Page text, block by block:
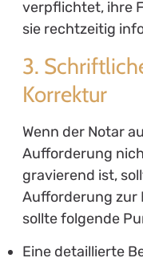
verpflichtet, ihre
sie rechtzeitig
3.
Korrektur
Wenn der Notar
Aufforderung
gravierend ist,
Aufforderung zur
sollte folgende
Eine detaillierte